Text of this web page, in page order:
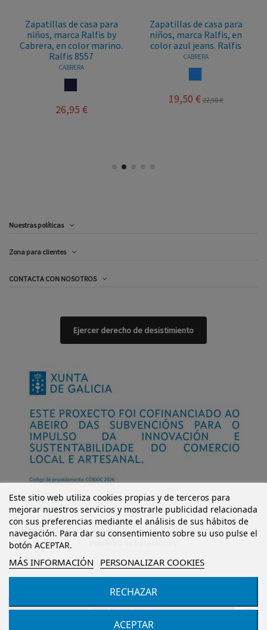
Añadir al carrito
Zapatillas de casa para
niños, marca Ralfis by
Cabrera, en color marino.
Ralfis 8557
CABRERA
26,95 €
Zapatillas de casa para
niños, marca Ralfis, en
color azul jeans. Ralfis
CABRERA
19,50 € 22,90 €
Nuestras políticas
Zona para clientes
CONTACTA CON NOSOTROS
Este sitio web utiliza cookies propias y de terceros para
mejorar nuestros servicios y mostrarle publicidad relacionada
con sus preferencias mediante el análisis de sus hábitos de
navegación. Para dar su consentimiento sobre su uso pulse el
botón ACEPTAR.
MÁS INFORMACIÓN PERSONALIZAR COOKIES
RECHAZAR
ACEPTAR
Ejercer derecho de desistimiento
© Mi Castillo Kinder Shoes S.L. Todos los derechos reservados.